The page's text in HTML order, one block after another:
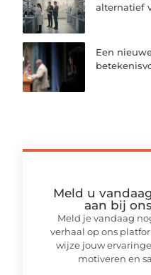
alternatief
Een
Meld u
aan bij
Meld je vandaag
verhaal op ons
wijze jouw
motiveren en